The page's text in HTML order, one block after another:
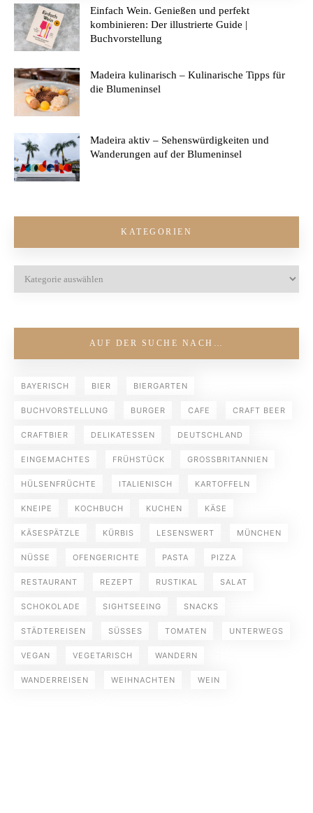
Einfach Wein. Genießen und perfekt
kombinieren: Der illustrierte Guide |
Buchvorstellung
Madeira kulinarisch – Kulinarische Tipps für
die Blumeninsel
Madeira aktiv – Sehenswürdigkeiten und
Wanderungen auf der Blumeninsel
KATEGORIEN
AUF DER SUCHE NACH…
BAYERISCH BIER BIERGARTEN
BUCHVORSTELLUNG BURGER CAFE CRAFT BEER
CRAFTBIER DELIKATESSEN DEUTSCHLAND
EINGEMACHTES FRÜHSTÜCK GROSSBRITANNIEN
HÜLSENFRÜCHTE ITALIENISCH KARTOFFELN
KNEIPE KOCHBUCH KUCHEN KÄSE
KÄSESPÄTZLE KÜRBIS LESENSWERT MÜNCHEN
NÜSSE OFENGERICHTE PASTA PIZZA
RESTAURANT REZEPT RUSTIKAL SALAT
SCHOKOLADE SIGHTSEEING SNACKS
STÄDTEREISEN SÜSSES TOMATEN UNTERWEGS
VEGAN VEGETARISCH WANDERN
WANDERREISEN WEIHNACHTEN WEIN